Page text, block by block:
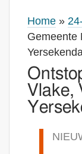
Home »
Gemeente
Vlake,